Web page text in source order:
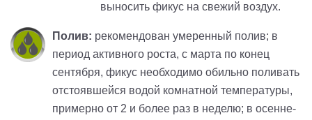
выносить фикус на свежий воздух.
Полив: рекомендован умеренный полив; в
период активного роста, с марта по конец
сентября, фикус необходимо обильно поливать
отстоявшейся водой комнатной температуры,
примерно от 2 и более раз в неделю; в осенне-